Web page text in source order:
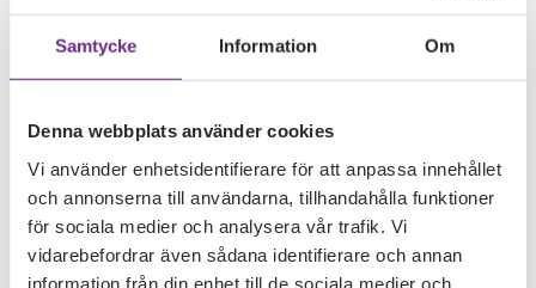
Samtycke Information Om
Denna webbplats använder cookies
Vi använder enhetsidentifierare för att anpassa innehållet
och annonserna till användarna, tillhandahålla funktioner
för sociala medier och analysera vår trafik. Vi
vidarebefordrar även sådana identifierare och annan
information från din enhet till de sociala medier och